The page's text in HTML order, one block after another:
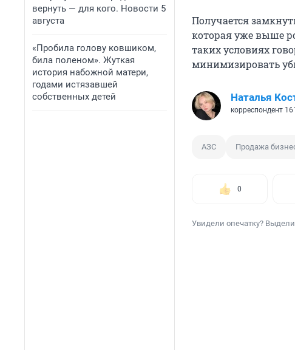
вернуть — для кого. Новости 5
августа
«Пробила голову ковшиком,
била поленом». Жуткая
история набожной матери,
годами истязавшей
собственных детей
Получается
которая уже выше
таких условиях
минимизировать
Наталья
корреспондент
АЗС Продажа
0
Увидели опечатку?